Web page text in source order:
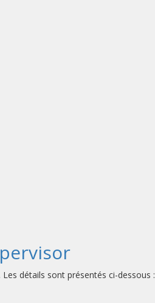
détails sont présentés ci-dessous :